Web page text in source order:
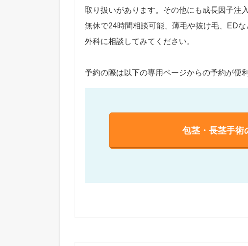
取り扱いがあります。その他にも成長因子注
無休で24時間相談可能、薄毛や抜け毛、ED
外科に相談してみてください。
予約の際は以下の専用ページからの予約が便利
包茎・長茎手術